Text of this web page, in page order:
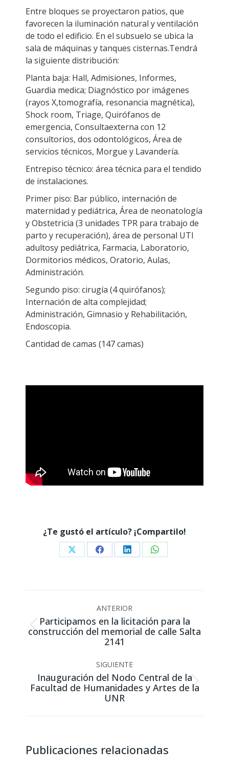
Entre bloques se proyectaron patios, que
favorecen la iluminación natural y ventilación
de todo el edificio. En el subsuelo se ubica la
sala de máquinas y tanques cisternas.Tendrá
la siguiente distribución:
Planta baja: Hall, Admisiones, Informes,
Guardia medica; Diagnóstico por imágenes
(rayos X,tomografía, resonancia magnética),
Shock room, Triage, Quirófanos de
emergencia, Consultaexterna con 12
consultorios, dos odontológicos, Área de
servicios técnicos, Morgue y Lavandería.
Entrepiso técnico: área técnica para el tendido
de instalaciones.
Primer piso: Bar público, internación de
maternidad y pediátrica, Área de neonatología
y Obstetricia (3 unidades TPR para trabajo de
parto y recuperación), área de personal UTI
adultosy pediátrica, Farmacia, Laboratorio,
Dormitorios médicos, Oratorio, Aulas,
Administración.
Segundo piso: cirugía (4 quirófanos);
Internación de alta complejidad;
Administración, Gimnasio y Rehabilitación,
Endoscopia.
Cantidad de camas (147 camas)
¿Te gustó el artículo? ¡Compartilo!
Share Share Share Share
entre
publicaciones
ANTERIOR
Publicación
anterior:
Participamos en la licitación para la
construcción del memorial de calle Salta
2141
SIGUIENTE
Publicación
siguiente:
Inauguración del Nodo Central de la
Facultad de Humanidades y Artes de la
UNR
Publicaciones relacionadas